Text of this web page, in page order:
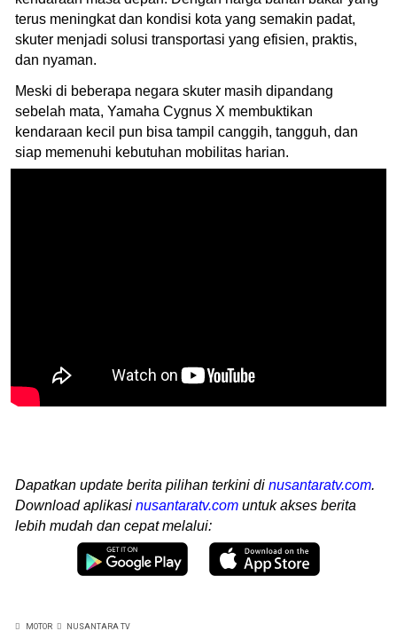
terus meningkat dan kondisi kota yang semakin padat,
skuter menjadi solusi transportasi yang efisien, praktis,
dan nyaman.
Meski di beberapa negara skuter masih dipandang
sebelah mata, Yamaha Cygnus X membuktikan
kendaraan kecil pun bisa tampil canggih, tangguh, dan
siap memenuhi kebutuhan mobilitas harian.
Dapatkan update berita pilihan terkini di nusantaratv.com.
Download aplikasi nusantaratv.com untuk akses berita
lebih mudah dan cepat melalui:
MOTOR NUSANTARA TV